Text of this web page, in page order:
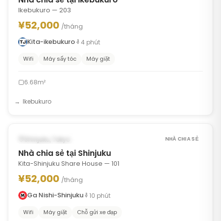
Ikebukuro — 203
¥52,000 /tháng
Kita-ikebukuro
4 phút
Wifi Máy sấy tóc Máy giặt
6.68m²
Ikebukuro
Shinjuku, Tokyo NHÀ CHIA SẺ
Nhà chia sẻ tại Shinjuku
Kita-Shinjuku Share House — 101
¥52,000 /tháng
Ga Nishi-Shinjuku
10 phút
Wifi Máy giặt Chỗ gửi xe đạp